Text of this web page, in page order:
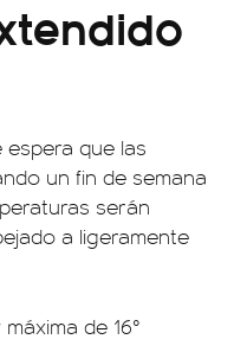
que las
un fin de semana
serán
a ligeramente
de 16°